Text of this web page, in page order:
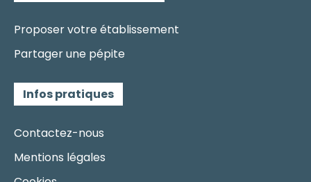
Proposer votre établissement
Partager une pépite
Infos pratiques
Contactez-nous
Mentions légales